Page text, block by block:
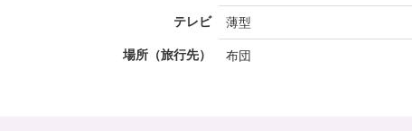
テレビ 薄型
場所（旅行先） 布団